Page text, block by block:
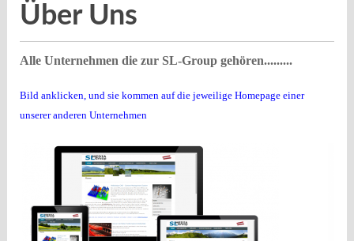
Über Uns
Alle Unternehmen die zur SL-Group gehören.........
Bild anklicken, und sie kommen auf die jeweilige Homepage einer
unserer anderen Unternehmen